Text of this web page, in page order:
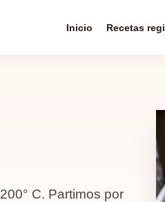
Inicio Recetas
C. Partimos por